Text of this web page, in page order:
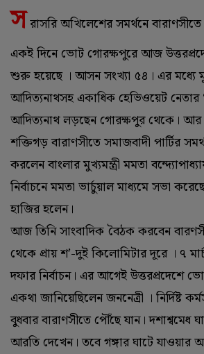
স রাসরি অখিলেশের সমর্থনে
একই দিনে ভোট গোরক্ষপুরে আজ
শুরু হয়েছে । আসন সংখ্যা ৫৪। এর মধ্যে
আদিত্যনাথসহ একাধিক হেভিওয়েট নেতার
আদিত্যনাথ লড়ছেন গোরক্ষপুর থেকে। আর
শক্তিগড় বারাণসীতে সমাজবাদী পার্টির
করলেন বাংলার মুখ্যমন্ত্রী মমতা
নির্বাচনে মমতা ভার্চুয়াল মাধ্যমে সভা
হাজির হলেন।
আজ তিনি সাংবাদিক বৈঠক করবেন
থেকে প্রায় শ’-দুই কিলোমিটার দূরে । ৭
দফার নির্বাচন। এর আগেই উত্তরপ্রদেশে
একথা জানিয়েছিলেন জননেত্রী । নির্দিষ্ট
বুধবার বারাণসীতে পৌঁছে যান। দশাশ্বমেধ
আরতি দেখেন। তবে গঙ্গার ঘাটে যাওয়ার